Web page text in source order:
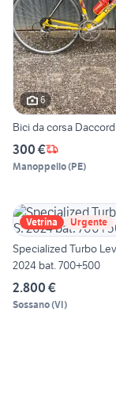
6
Bici da corsa
300 €
Manoppello(PE)
Vetrina Urgente
Specialized Turbo
2024 bat. 700+500
2.800 €
Sossano(VI)